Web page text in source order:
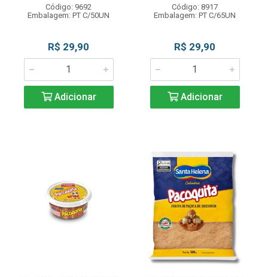
Código: 9692
Embalagem: PT C/50UN
R$ 29,90
Adicionar
Código: 8917
Embalagem: PT C/65UN
R$ 29,90
Adicionar